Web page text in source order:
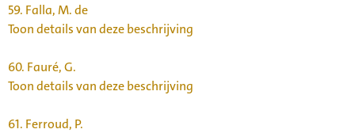
59. Falla, M. de
Toon details van deze beschrijving
60. Fauré, G.
Toon details van deze beschrijving
61. Ferroud, P.